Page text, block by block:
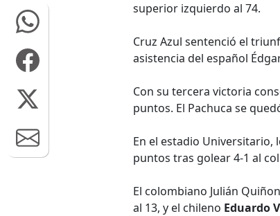
superior izquierdo al 74.
Cruz Azul sentenció el
asistencia del español
Con su tercera victoria
puntos. El Pachuca se
En el estadio Universitario,
puntos tras golear 4-1 al
El colombiano Julián
al 13, y el chileno Eduardo